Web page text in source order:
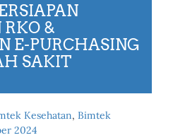
RKO &
E-PURCHASING
SAKIT
Kesehatan, Bimtek
2024